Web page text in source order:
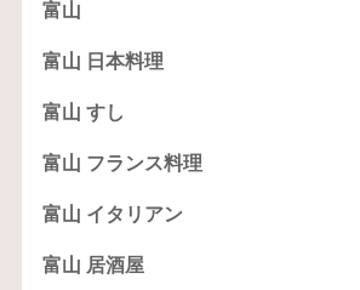
富山
富山 日本料理
富山 すし
富山 フランス料理
富山 イタリアン
富山 居酒屋